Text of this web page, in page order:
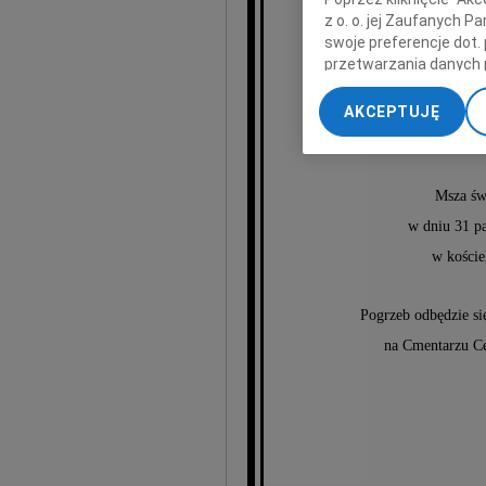
Msza
w dniu 31
w
Pogrzeb odbędzie
na Cmentarzu
z o. o. jej Zaufanych
swoje preferencje dot.
przetwarzania danych
„Ustawienia
My, nasi Zaufani
dokładnych danych
Przechowywanie
treści, badnie
AKCEPTUJĘ